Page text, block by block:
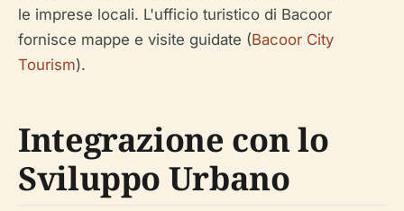
le imprese locali. L'ufficio turistico di Bacoor
fornisce mappe e visite guidate (Bacoor City
Tourism).
Integrazione con lo
Sviluppo Urbano